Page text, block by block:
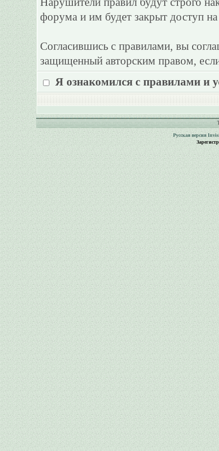
форума и им будет закрыт доступ
Согласившись с правилами, вы
защищенный авторским правом,
Я ознакомился с правилами и
Русская версия